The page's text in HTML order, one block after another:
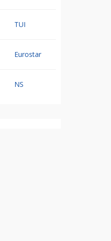
TUI
Eurostar
NS